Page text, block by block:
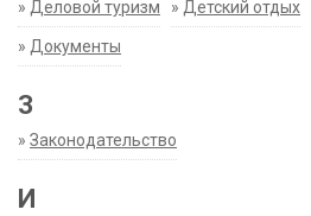
» Деловой туризм » Детский отдых
» Документы
З
» Законодательство
И